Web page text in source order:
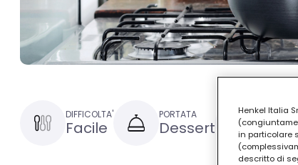
DIFFICOLTA'
Facile
PORTATA
Dessert
TEMPO
15
Henkel Italia
in particolare
descritto di